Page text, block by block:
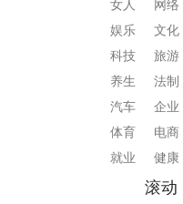
网络
文化
旅游
法制
企业
电商
健康
女人
娱乐
科技
养生
汽车
体育
就业
滚动